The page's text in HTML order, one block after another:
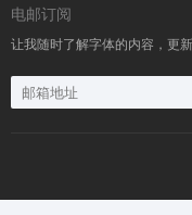
电邮订阅
让我随时了解字体的内容，更